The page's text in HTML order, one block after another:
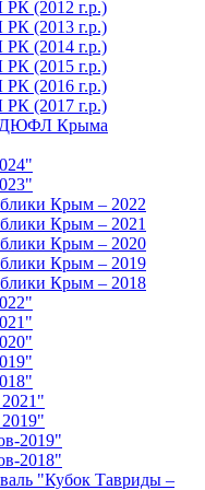
(2012 г.р.)
(2013 г.р.)
(2014 г.р.)
(2015 г.р.)
(2016 г.р.)
(2017 г.р.)
ДЮФЛ Крыма
Крым – 2022
Крым – 2021
Крым – 2020
Крым – 2019
Крым – 2018
2019"
2018"
"Кубок Тавриды –